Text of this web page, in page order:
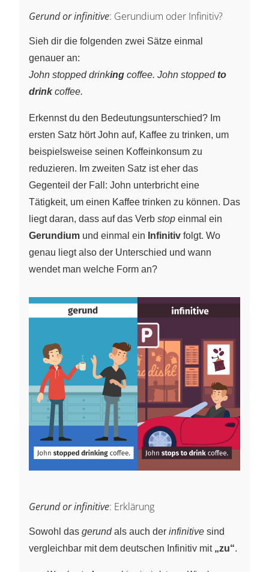
Gerund or infinitive: Gerundium oder Infinitiv?
Sieh dir die folgenden zwei Sätze einmal
genauer an:
John stopped drinking coffee. John stoppedto
drinkcoffee.
Erkennst du den Bedeutungsunterschied? Im
ersten Satz hört John auf, Kaffee zu trinken, um
beispielsweise seinen Koffeinkonsum zu
reduzieren. Im zweiten Satz ist eher das
Gegenteil der Fall: John unterbricht eine
Tätigkeit, um einen Kaffee trinken zu können. Das
liegt daran, dass auf das Verb stop einmal ein
Gerundium und einmal ein Infinitiv folgt. Wo
genau liegt also der Unterschied und wann
wendet man welche Form an?
Gerund or infinitive: Erklärung
Sowohl das gerund als auch der infinitive sind
vergleichbar mit dem deutschen Infinitiv mit „zu“.